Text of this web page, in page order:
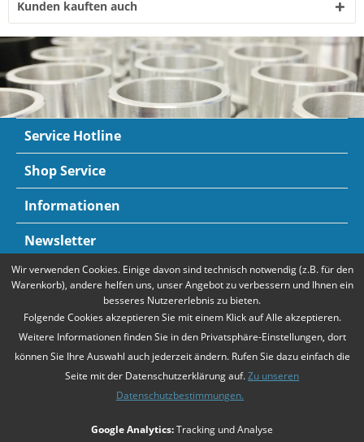
Kunden kauften auch
Service Hotline
Shop Service
Informationen
Newsletter
Zahlungsarten Mehr Informationen
falls nicht anders beschrieben
Wir verwenden Cookies. Einige davon sind technisch notwendig (z.B. für den
Warenkorb), andere helfen uns, unser Angebot zu verbessern und Ihnen ein
besseres Nutzererlebnis zu bieten.
Folgende Cookies akzeptieren Sie mit einem Klick auf Alle akzeptieren.
Weitere Informationen finden Sie in den Privatsphäre-Einstellungen, dort
können Sie Ihre Auswahl auch jederzeit ändern. Rufen Sie dazu einfach die
Seite mit der Datenschutzerklärung auf.Zu unseren
Datenschutzbestimmungen.
Google Analytics:Tracking und Analyse